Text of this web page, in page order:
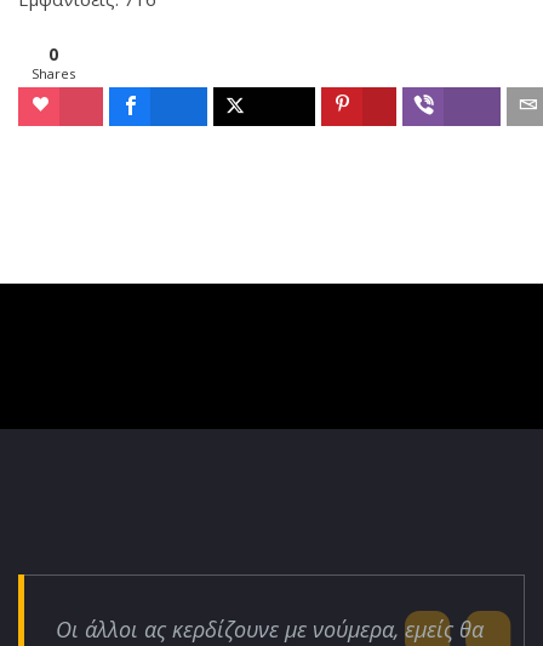
0
Shares
Οι άλλοι ας κερδίζουνε με νούμερα, εμείς θα